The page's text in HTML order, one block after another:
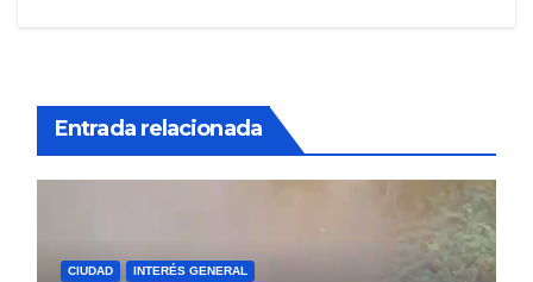
Entrada relacionada
CIUDAD INTERÉS GENERAL